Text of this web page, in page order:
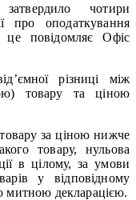
чотири
про оподаткування
повідомляє Офіс
різниці між
товару та ціною
товару за ціною нижче
товару, нульова
в цілому, за умови
у відповідному
декларацією.